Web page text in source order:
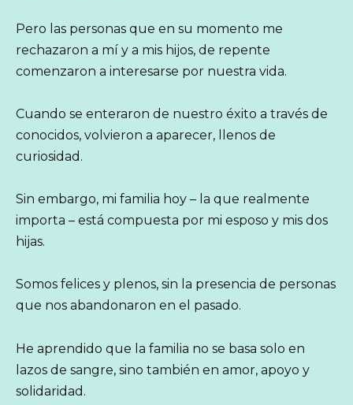
Pero las personas que en su momento me
rechazaron a mí y a mis hijos, de repente
comenzaron a interesarse por nuestra vida.
Cuando se enteraron de nuestro éxito a través de
conocidos, volvieron a aparecer, llenos de
curiosidad.
Sin embargo, mi familia hoy – la que realmente
importa – está compuesta por mi esposo y mis dos
hijas.
Somos felices y plenos, sin la presencia de personas
que nos abandonaron en el pasado.
He aprendido que la familia no se basa solo en
lazos de sangre, sino también en amor, apoyo y
solidaridad.